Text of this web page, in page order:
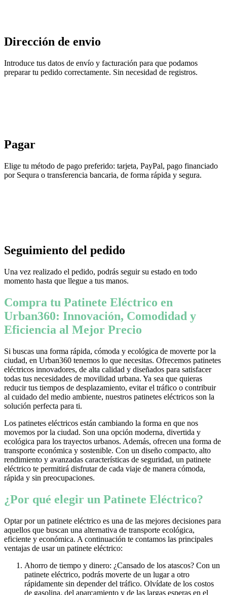
Dirección de envio
Introduce tus datos de envío y facturación para que podamos
preparar tu pedido correctamente. Sin necesidad de registros.
Pagar
Elige tu método de pago preferido: tarjeta, PayPal, pago financiado
por Sequra o transferencia bancaria, de forma rápida y segura.
Seguimiento del pedido
Una vez realizado el pedido, podrás seguir su estado en todo
momento hasta que llegue a tus manos.
Compra tu Patinete Eléctrico en
Urban360: Innovación, Comodidad y
Eficiencia al Mejor Precio
Si buscas una forma rápida, cómoda y ecológica de moverte por la
ciudad, en Urban360 tenemos lo que necesitas. Ofrecemos patinetes
eléctricos innovadores, de alta calidad y diseñados para satisfacer
todas tus necesidades de movilidad urbana. Ya sea que quieras
reducir tus tiempos de desplazamiento, evitar el tráfico o contribuir
al cuidado del medio ambiente, nuestros patinetes eléctricos son la
solución perfecta para ti.
Los patinetes eléctricos están cambiando la forma en que nos
movemos por la ciudad. Son una opción moderna, divertida y
ecológica para los trayectos urbanos. Además, ofrecen una forma de
transporte económica y sostenible. Con un diseño compacto, alto
rendimiento y avanzadas características de seguridad, un patinete
eléctrico te permitirá disfrutar de cada viaje de manera cómoda,
rápida y sin preocupaciones.
¿Por qué elegir un Patinete Eléctrico?
Optar por un patinete eléctrico es una de las mejores decisiones para
aquellos que buscan una alternativa de transporte ecológica,
eficiente y económica. A continuación te contamos las principales
ventajas de usar un patinete eléctrico:
Ahorro de tiempo y dinero: ¿Cansado de los atascos? Con un
patinete eléctrico, podrás moverte de un lugar a otro
rápidamente sin depender del tráfico. Olvídate de los costos
de gasolina, del aparcamiento y de las largas esperas en el